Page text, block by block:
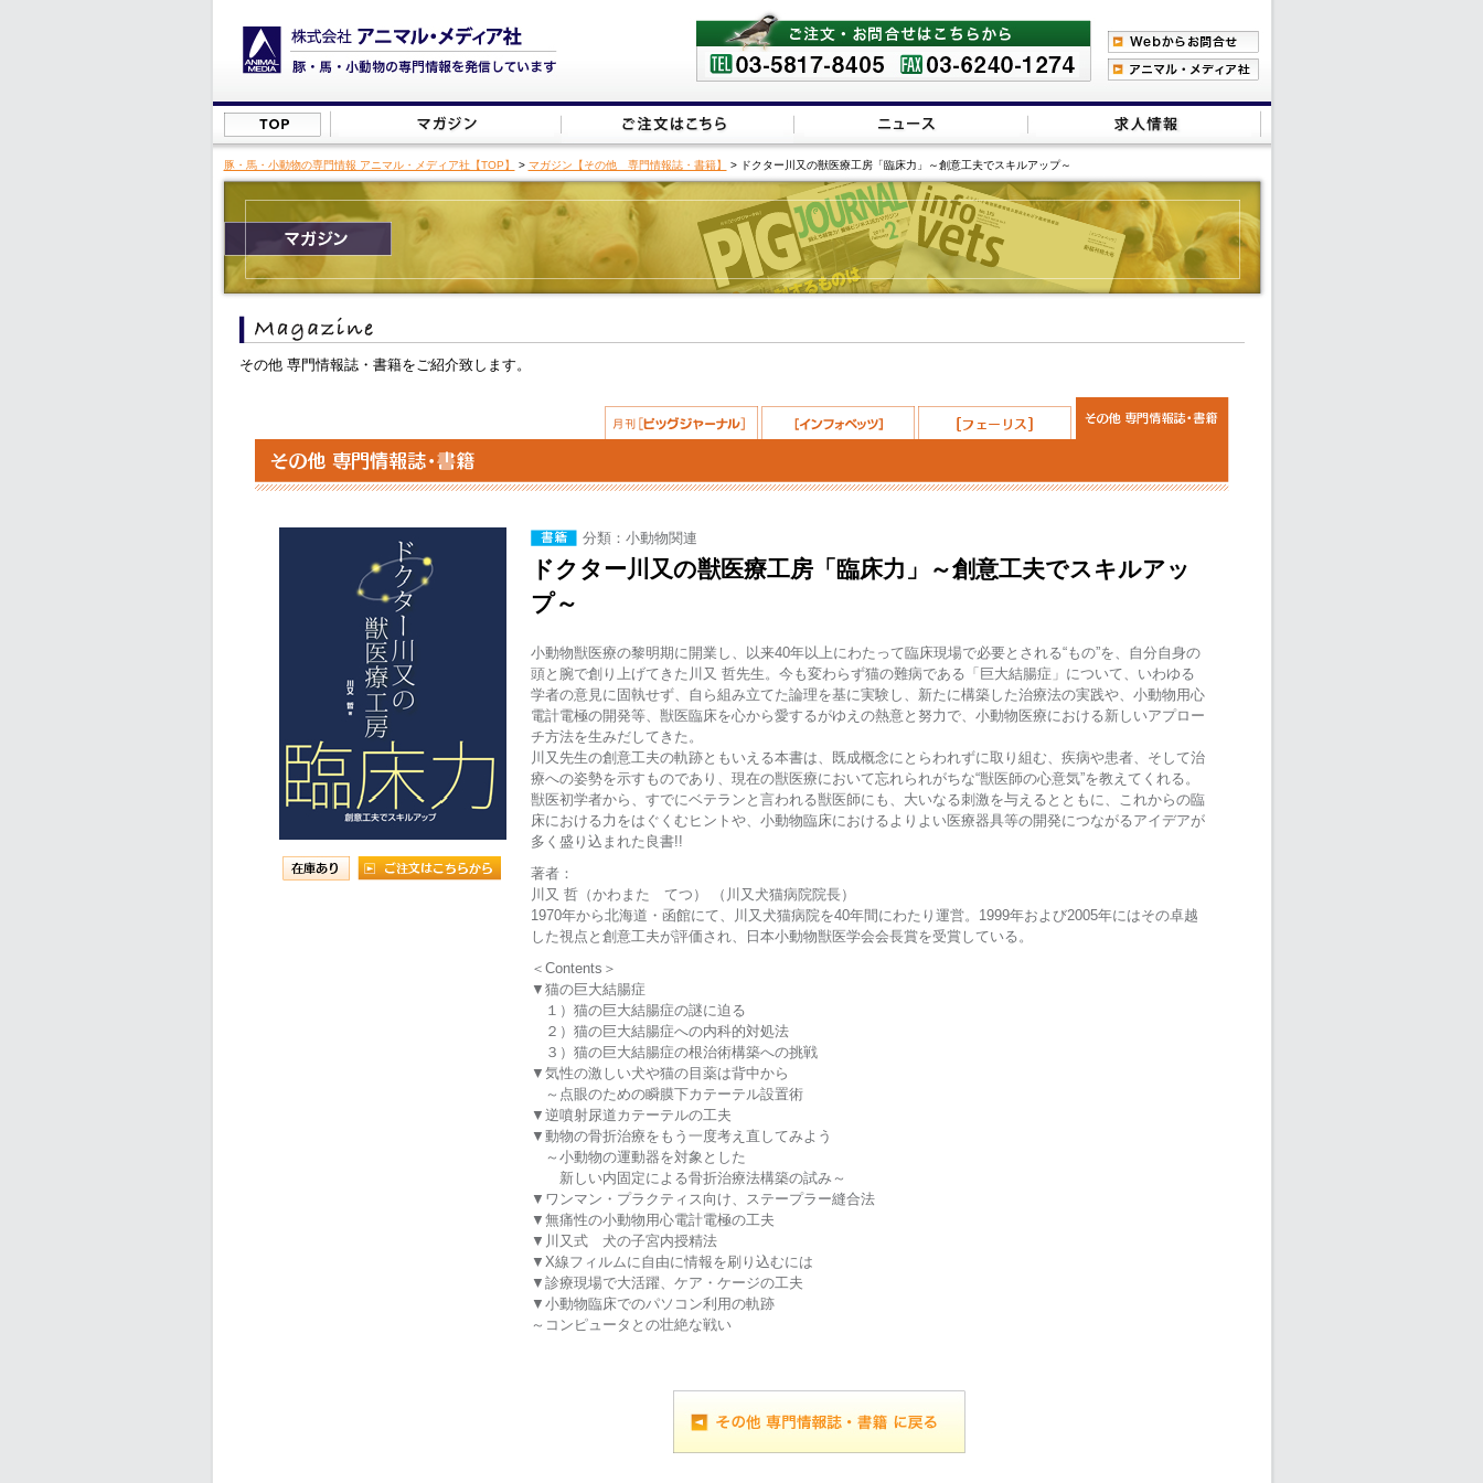
豚・馬・小動物の専門情報 アニマル・メディア社【TOP】 > マガジン【その他 専門情報誌・書籍】 > ドクター川又の獣医療工房「臨床力」～創意工夫でスキルアップ～
その他 専門情報誌・書籍をご紹介致します。
分類：小動物関連
ドクター川又の獣医療工房「臨床力」～創意工夫でスキルアッ
プ～
小動物獣医療の黎明期に開業し、以来40年以上にわたって臨床現場で必要とされる“もの”を、自分自身の
頭と腕で創り上げてきた川又 哲先生。今も変わらず猫の難病である「巨大結腸症」について、いわゆる
学者の意見に固執せず、自ら組み立てた論理を基に実験し、新たに構築した治療法の実践や、小動物用心
電計電極の開発等、獣医臨床を心から愛するがゆえの熱意と努力で、小動物医療における新しいアプロー
チ方法を生みだしてきた。
川又先生の創意工夫の軌跡ともいえる本書は、既成概念にとらわれずに取り組む、疾病や患者、そして治
療への姿勢を示すものであり、現在の獣医療において忘れられがちな“獣医師の心意気”を教えてくれる。
獣医初学者から、すでにベテランと言われる獣医師にも、大いなる刺激を与えるとともに、これからの臨
床における力をはぐくむヒントや、小動物臨床におけるよりよい医療器具等の開発につながるアイデアが
多く盛り込まれた良書!!
著者：
川又 哲（かわまた てつ） （川又犬猫病院院長）
1970年から北海道・函館にて、川又犬猫病院を40年間にわたり運営。1999年および2005年にはその卓越
した視点と創意工夫が評価され、日本小動物獣医学会会長賞を受賞している。
＜Contents＞
▼猫の巨大結腸症
１）猫の巨大結腸症の謎に迫る
２）猫の巨大結腸症への内科的対処法
３）猫の巨大結腸症の根治術構築への挑戦
▼気性の激しい犬や猫の目薬は背中から
～点眼のための瞬膜下カテーテル設置術
▼逆噴射尿道カテーテルの工夫
▼動物の骨折治療をもう一度考え直してみよう
～小動物の運動器を対象とした
新しい内固定による骨折治療法構築の試み～
▼ワンマン・プラクティス向け、ステープラー縫合法
▼無痛性の小動物用心電計電極の工夫
▼川又式 犬の子宮内授精法
▼X線フィルムに自由に情報を刷り込むには
▼診療現場で大活躍、ケア・ケージの工夫
▼小動物臨床でのパソコン利用の軌跡
～コンピュータとの壮絶な戦い